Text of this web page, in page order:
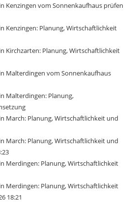
Kenzingen vom Sonnenkaufhaus prüfen
Kenzingen: Planung, Wirtschaftlichkeit
Kirchzarten: Planung, Wirtschaftlichkeit
Malterdingen vom Sonnenkaufhaus
Malterdingen: Planung,
March: Planung, Wirtschaftlichkeit und
March: Planung, Wirtschaftlichkeit und
Merdingen: Planung, Wirtschaftlichkeit
Merdingen: Planung, Wirtschaftlichkeit
18:21